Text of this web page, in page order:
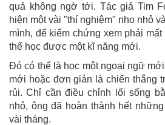
quả không ngờ tới. Tác giả Tim
hiện một vài "thí nghiệm" nho nhỏ
mình, để kiểm chứng xem phải
thể học được một kĩ năng mới.
Đó có thể là học một ngoại ngữ
mới hoặc đơn giản là chiến thắng
rủi. Chỉ cần điều chỉnh lối sống
nhỏ, ông đã hoàn thành hết
vài tháng.